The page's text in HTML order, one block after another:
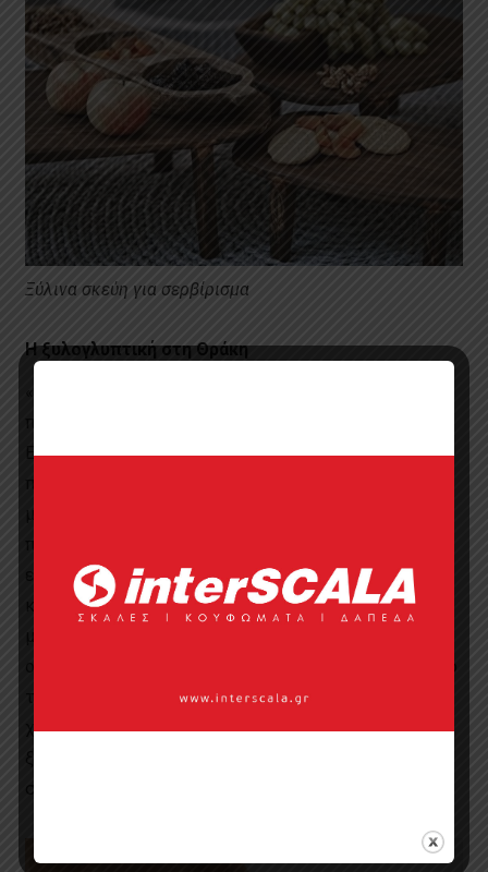
Ξύλινα σκεύη για σερβίρισμα
Η ξυλογλυπτική στη Θράκη
Είναι μοναδικά ως προς τα υλικά και την κατασκευή
είναι μικρά ιδιωτικά. Υπάρχει η γνώση για το ξύλο
κασκεπάρνι και ξυλοφάγοι. Ελάχιστα εργαλεία, αλλά
τη συλλογή του Μουσείου έχουν ζωή πάνω από 100
χρόνια. Μοναδικά είναι τα κοσμήματα της ποιμενικής